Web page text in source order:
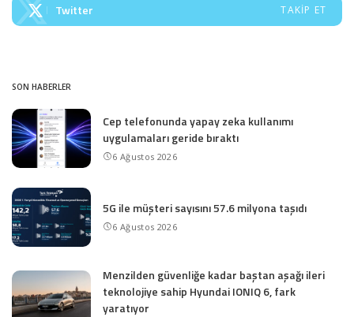
Twitter TAKIP ET
SON HABERLER
Cep telefonunda yapay zeka kullanımı
uygulamaları geride bıraktı
6 Ağustos 2026
5G ile müşteri sayısını 57.6 milyona taşıdı
6 Ağustos 2026
Menzilden güvenliğe kadar baştan aşağı ileri
teknolojiye sahip Hyundai IONIQ 6, fark
yaratıyor